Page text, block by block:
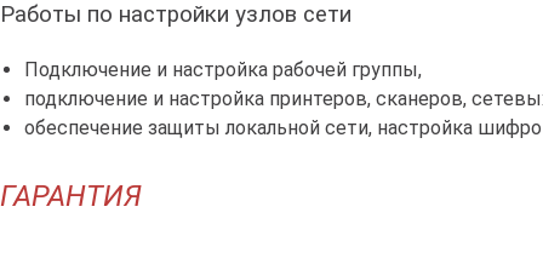
Работы по настройки узлов сети
Подключение и настройка рабочей группы,
подключение и настройка принтеров, сканеров,
обеспечение защиты локальной сети, настройка
ГАРАНТИЯ